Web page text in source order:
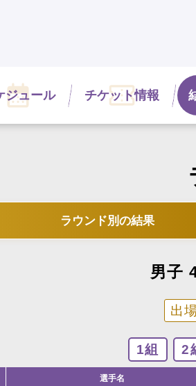
きを。
ジュール チケット情報
ラウンド別の結果
男子
出
1組 2
選手名